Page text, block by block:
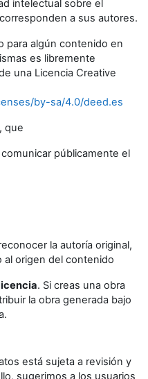
intelectual sobre el
a sus autores.
para algún contenido en
es libremente
una Licencia Creative
by-sa/4.0/deed.es
que
públicamente el
la autoría original,
al origen del contenido
. Si creas una obra
la obra generada bajo
está sujeta a revisión y
sugerimos a los usuarios